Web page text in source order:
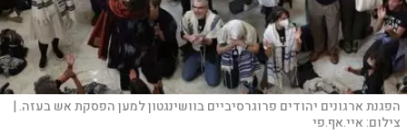
הפגנת ארגונים יהודים פרוגרסיביים בוושינגטון למען הפסקת אש בעזה. |
צילום:איי.אף.פי